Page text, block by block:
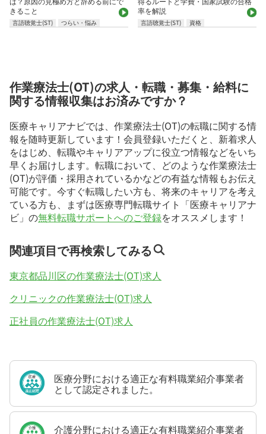
きること
言語聴覚士(ST) つらい・悩み
率を解説
言語聴覚士(ST) 資格
作業療法士(OT)の求人・転職・募集・給料に
関する情報収集はお済みですか？
医療キャリアナビでは、作業療法士(OT)の転職に関する情
報を随時更新しています！会員登録いただくと、新着求人
をはじめ、転職やキャリアアップに役立つ情報などをいち
早くお届けします。転職において、どのような作業療法士
(OT)が評価・採用されているかなどの有益な情報もお伝え
可能です。今すぐ転職したい方も、将来のキャリアを考え
ている方も、まずは医療専門転職サイト「医療キャリアナ
ビ」の無料転職サポートへのご登録をオススメします！
関連項目で再検索してみる
東京都品川区の作業療法士(OT)求人
クリニックの作業療法士(OT)求人
正社員の作業療法士(OT)求人
医療分野における適正な有料職業紹介事業者
として認定されました。
介護分野における適正な有料職業紹介事業者